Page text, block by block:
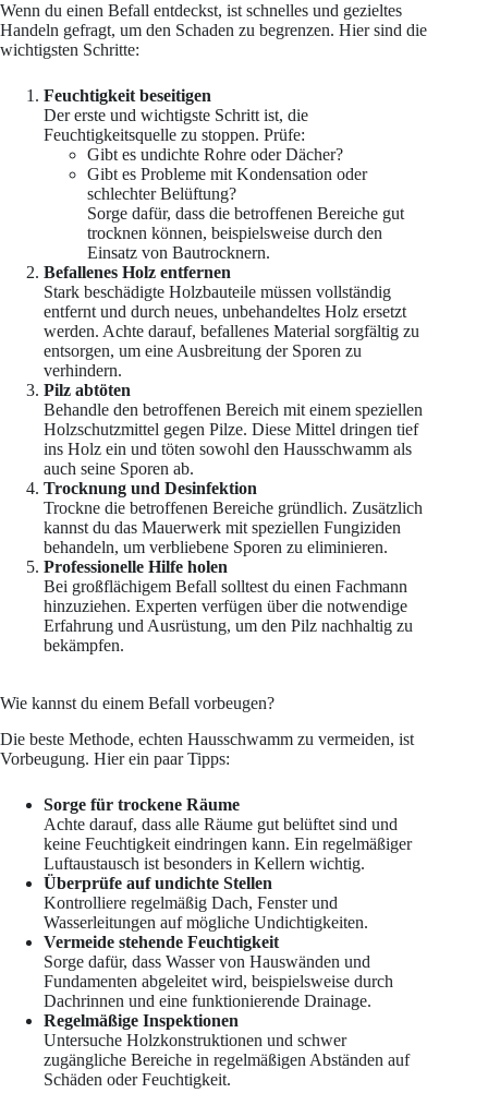
Wenn du einen Befall entdeckst, ist schnelles und gezieltes
Handeln gefragt, um den Schaden zu begrenzen. Hier sind die
wichtigsten Schritte:
Feuchtigkeit beseitigen
Der erste und wichtigste Schritt ist, die
Feuchtigkeitsquelle zu stoppen. Prüfe:
Gibt es undichte Rohre oder Dächer?
Gibt es Probleme mit Kondensation oder
schlechter Belüftung?
Sorge dafür, dass die betroffenen Bereiche gut
trocknen können, beispielsweise durch den
Einsatz von Bautrocknern.
Befallenes Holz entfernen
Stark beschädigte Holzbauteile müssen vollständig
entfernt und durch neues, unbehandeltes Holz ersetzt
werden. Achte darauf, befallenes Material sorgfältig zu
entsorgen, um eine Ausbreitung der Sporen zu
verhindern.
Pilz abtöten
Behandle den betroffenen Bereich mit einem speziellen
Holzschutzmittel gegen Pilze. Diese Mittel dringen tief
ins Holz ein und töten sowohl den Hausschwamm als
auch seine Sporen ab.
Trocknung und Desinfektion
Trockne die betroffenen Bereiche gründlich. Zusätzlich
kannst du das Mauerwerk mit speziellen Fungiziden
behandeln, um verbliebene Sporen zu eliminieren.
Professionelle Hilfe holen
Bei großflächigem Befall solltest du einen Fachmann
hinzuziehen. Experten verfügen über die notwendige
Erfahrung und Ausrüstung, um den Pilz nachhaltig zu
bekämpfen.
Wie kannst du einem Befall vorbeugen?
Die beste Methode, echten Hausschwamm zu vermeiden, ist
Vorbeugung. Hier ein paar Tipps:
Sorge für trockene Räume
Achte darauf, dass alle Räume gut belüftet sind und
keine Feuchtigkeit eindringen kann. Ein regelmäßiger
Luftaustausch ist besonders in Kellern wichtig.
Überprüfe auf undichte Stellen
Kontrolliere regelmäßig Dach, Fenster und
Wasserleitungen auf mögliche Undichtigkeiten.
Vermeide stehende Feuchtigkeit
Sorge dafür, dass Wasser von Hauswänden und
Fundamenten abgeleitet wird, beispielsweise durch
Dachrinnen und eine funktionierende Drainage.
Regelmäßige Inspektionen
Untersuche Holzkonstruktionen und schwer
zugängliche Bereiche in regelmäßigen Abständen auf
Schäden oder Feuchtigkeit.